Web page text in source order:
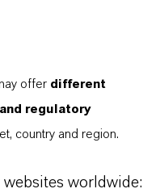
von
ihrer Märkte. Hier
Gründe, warum
für Ihr Unternehmen
offer different
regulatory
country and region.
worldwide: